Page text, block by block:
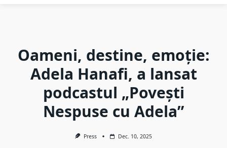
Oameni, destine, emoție:
Adela Hanafi, a lansat
podcastul „Povești
Nespuse cu Adela”
Press Dec. 10, 2025